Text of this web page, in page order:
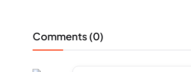
Comments (0)